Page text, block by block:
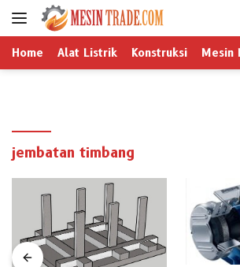
Langsung
Home Alat Listrik Konstruksi Mesin
jembatan timbang